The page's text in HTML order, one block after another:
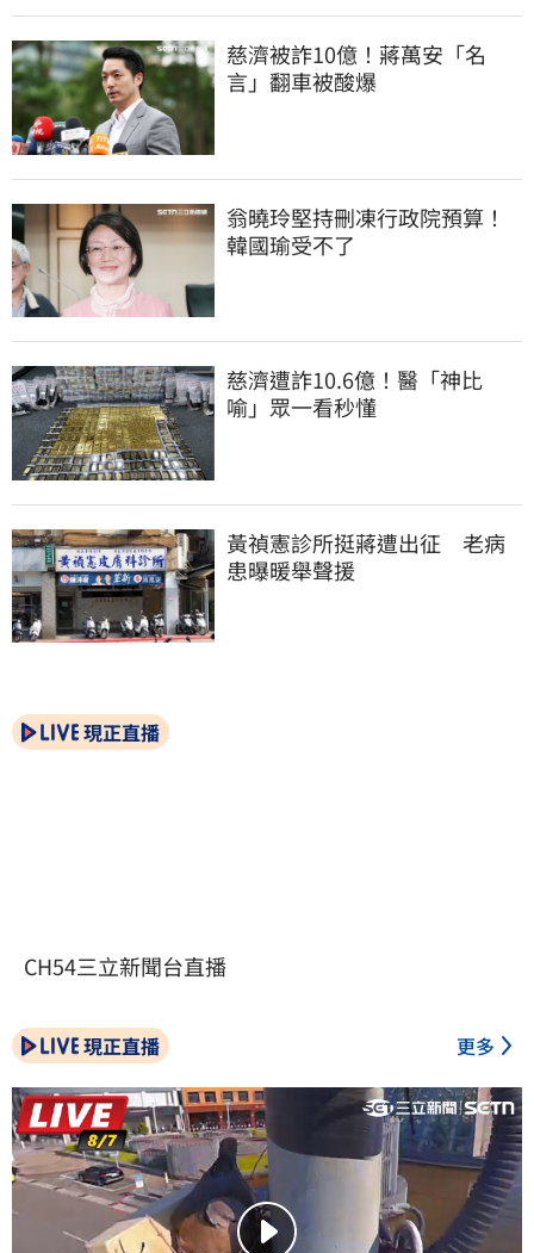
慈濟被詐10億！蔣萬安「名
言」翻車被酸爆
翁曉玲堅持刪凍行政院預算！
韓國瑜受不了
慈濟遭詐10.6億！醫「神比
喻」眾一看秒懂
黃禎憲診所挺蔣遭出征　老病
患曝暖舉聲援
現正直播
CH54三立新聞台直播
現正直播 更多